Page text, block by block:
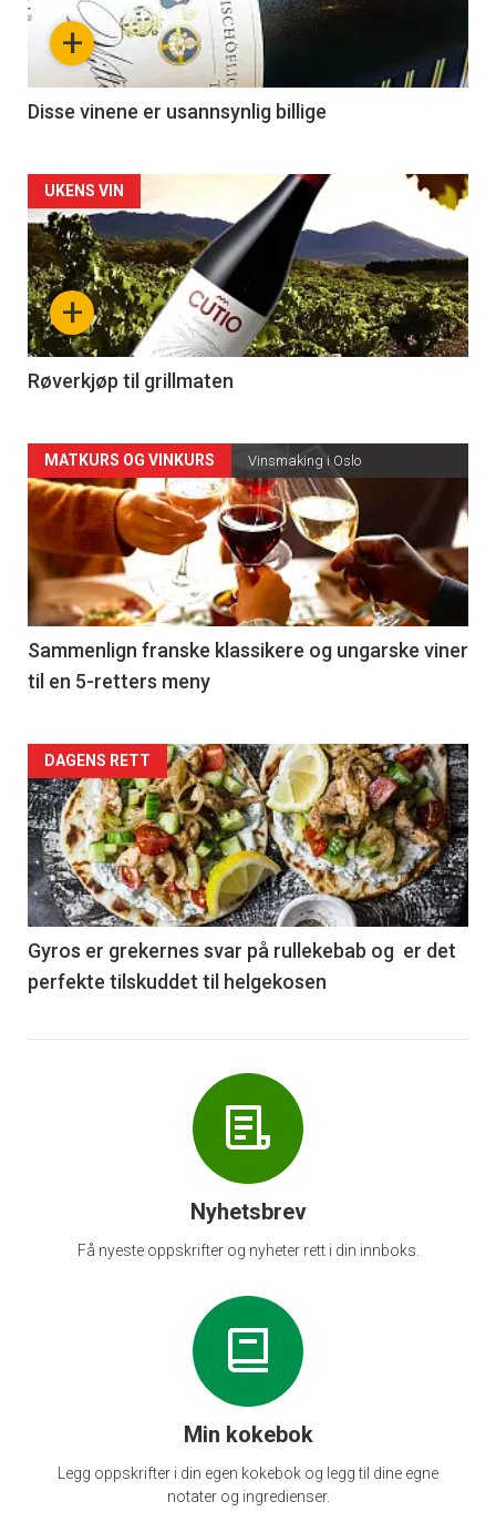
nå
3
+
Disse vinene er usannsynlig billige
Forsiden
akkurat
nå
-
4
+
UKENS VIN
Røverkjøp til grillmaten
Forsiden
akkurat
nå
-
5
MATKURS OG VINKURS Vinsmaking i Oslo
Sammenlign franske klassikere og ungarske viner
til en 5-retters meny
Forsiden
akkurat
nå
-
6
DAGENS RETT
Gyros er grekernes svar på rullekebab og er det
perfekte tilskuddet til helgekosen
Nyhetsbrev
Få nyeste oppskrifter og nyheter rett i din innboks.
Min kokebok
Legg oppskrifter i din egen kokebok og legg til dine egne
notater og ingredienser.